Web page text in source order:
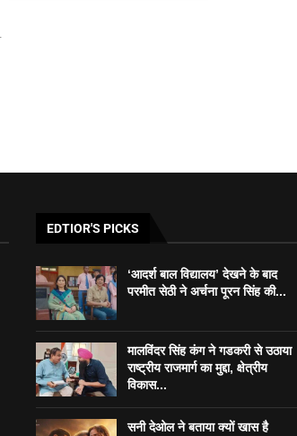
EDTIOR'S PICKS
‘आदर्श बाल विद्यालय’ देखने के बाद
परमीत सेठी ने अर्चना पूरन सिंह की...
मालविंदर सिंह कंग ने गडकरी से उठाया
राष्ट्रीय राजमार्ग का मुद्दा, क्षेत्रीय
विकास...
सनी देओल ने बताया क्यों खास है